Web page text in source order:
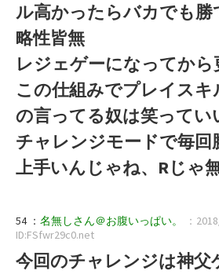
ル高かったらバカでも勝
略性皆無
レジェゲーになってから
この仕組みでプレイスキ
の言ってる奴は笑ってい
チャレンジモードで毎回
上手いんじゃね、Rじゃ
54 ： 名無しさん＠お腹いっぱい。
：
ID:FSfwr29c0.net
今回のチャレンジは神父